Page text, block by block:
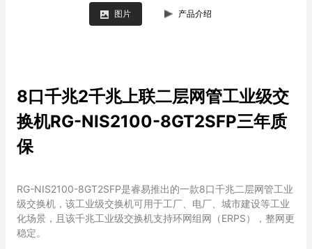
图片 产品介绍
8口千兆2千兆上联二层网管工业级交
换机RG-NIS2100-8GT2SFP三年质
保
RG-NIS2100-8GT2SFP是睿易推出的一款8口千兆二层网管工业
级交换机，该工业级交换机可用于工厂、电厂、城市建设等工业
化场景，且该千兆工业级交换机支持环网组网（ERPS），整网更
稳定。